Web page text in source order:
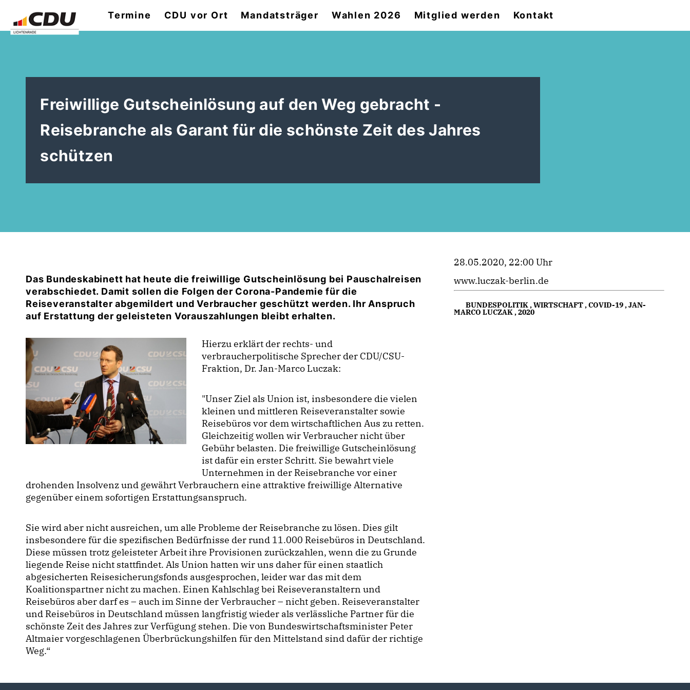
Termine CDU vor Ort Mandatsträger Wahlen 2026 Mitglied werden Kontakt
Freiwillige Gutscheinlösung auf den Weg gebracht -
Reisebranche als Garant für die schönste Zeit des Jahres
schützen
Das Bundeskabinett hat heute die freiwillige Gutscheinlösung bei Pauschalreisen
verabschiedet. Damit sollen die Folgen der Corona-Pandemie für die
Reiseveranstalter abgemildert und Verbraucher geschützt werden. Ihr Anspruch
auf Erstattung der geleisteten Vorauszahlungen bleibt erhalten.
Hierzu erklärt der rechts- und
verbraucherpolitische Sprecher der CDU/CSU-
Fraktion, Dr. Jan-Marco Luczak:
"Unser Ziel als Union ist, insbesondere die vielen
kleinen und mittleren Reiseveranstalter sowie
Reisebüros vor dem wirtschaftlichen Aus zu retten.
Gleichzeitig wollen wir Verbraucher nicht über
Gebühr belasten. Die freiwillige Gutscheinlösung
ist dafür ein erster Schritt. Sie bewahrt viele
Unternehmen in der Reisebranche vor einer
drohenden Insolvenz und gewährt Verbrauchern eine attraktive freiwillige Alternative
gegenüber einem sofortigen Erstattungsanspruch.
Sie wird aber nicht ausreichen, um alle Probleme der Reisebranche zu lösen. Dies gilt
insbesondere für die spezifischen Bedürfnisse der rund 11.000 Reisebüros in Deutschland.
Diese müssen trotz geleisteter Arbeit ihre Provisionen zurückzahlen, wenn die zu Grunde
liegende Reise nicht stattfindet. Als Union hatten wir uns daher für einen staatlich
abgesicherten Reisesicherungsfonds ausgesprochen, leider war das mit dem
Koalitionspartner nicht zu machen. Einen Kahlschlag bei Reiseveranstaltern und
Reisebüros aber darf es – auch im Sinne der Verbraucher – nicht geben. Reiseveranstalter
und Reisebüros in Deutschland müssen langfristig wieder als verlässliche Partner für die
schönste Zeit des Jahres zur Verfügung stehen. Die von Bundeswirtschaftsminister Peter
Altmaier vorgeschlagenen Überbrückungshilfen für den Mittelstand sind dafür der richtige
Weg.“
28.05.2020, 22:00 Uhr
www.luczak-berlin.de
BUNDESPOLITIK,WIRTSCHAFT,COVID-19,JAN-
MARCO LUCZAK,2020